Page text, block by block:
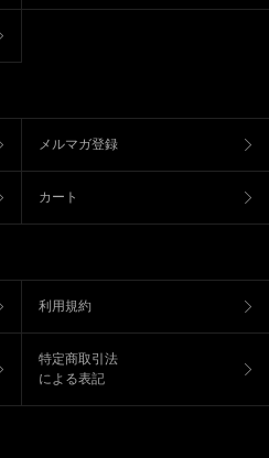
メルマガ登録
カート
利用規約
特定商取引法
による表記